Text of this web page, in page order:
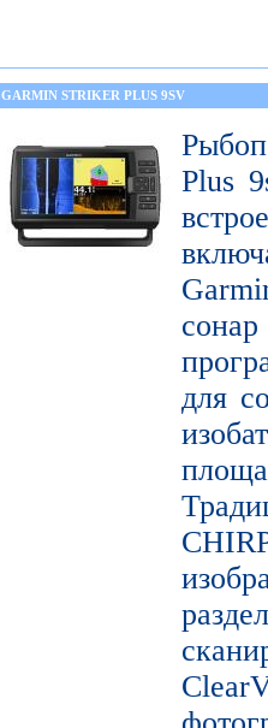
GARMIN STRIKER PLUS 9SV
Plus
для